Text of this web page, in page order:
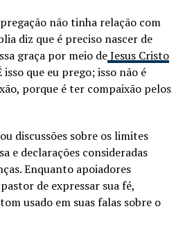
não tinha relação com
diz que é preciso nascer de
graça por meio deJesus Cristo
isso que eu prego; isso não é
porque é ter compaixão pelos
discussões sobre os limites
e declarações consideradas
Enquanto apoiadores
de expressar sua fé,
usado em suas falas sobre o